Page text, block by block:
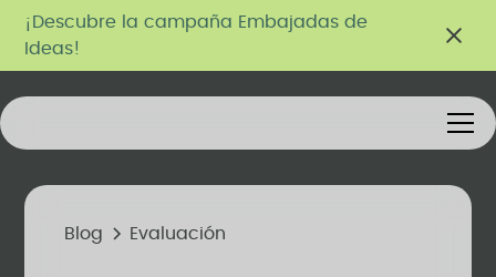
¡Descubre la campaña Embajadas de
Ideas!
Blog Evaluación